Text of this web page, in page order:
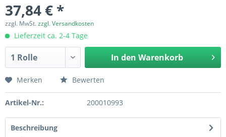
37,84 € *
zzgl. MwSt.zzgl. Versandkosten
Lieferzeit ca. 2-4 Tage
In den Warenkorb
Merken Bewerten
Artikel-Nr.: 200010993
Beschreibung